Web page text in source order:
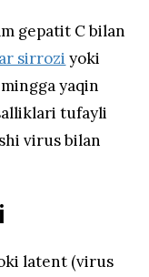
gepatit C bilan
sirrozi yoki
yaqin
tufayli
virus bilan
latent (virus